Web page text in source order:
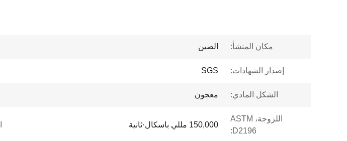
مكان المنشأ: الصين
إصدار الشهادات: SGS
الشكل المادي: معجون
اللزوجة، ASTM
D2196:
150,000 مللي باسكال·ثانية